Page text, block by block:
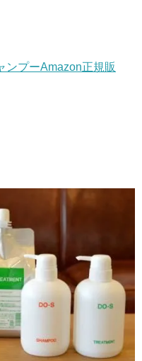
ンプーAmazon正規販